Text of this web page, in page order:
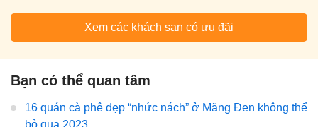
Xem các khách sạn có ưu đãi
Bạn có thể quan tâm
16 quán cà phê đẹp “nhức nách” ở Măng Đen không thể
bỏ qua 2023